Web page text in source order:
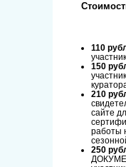
110
150
210
сайте
работы
250